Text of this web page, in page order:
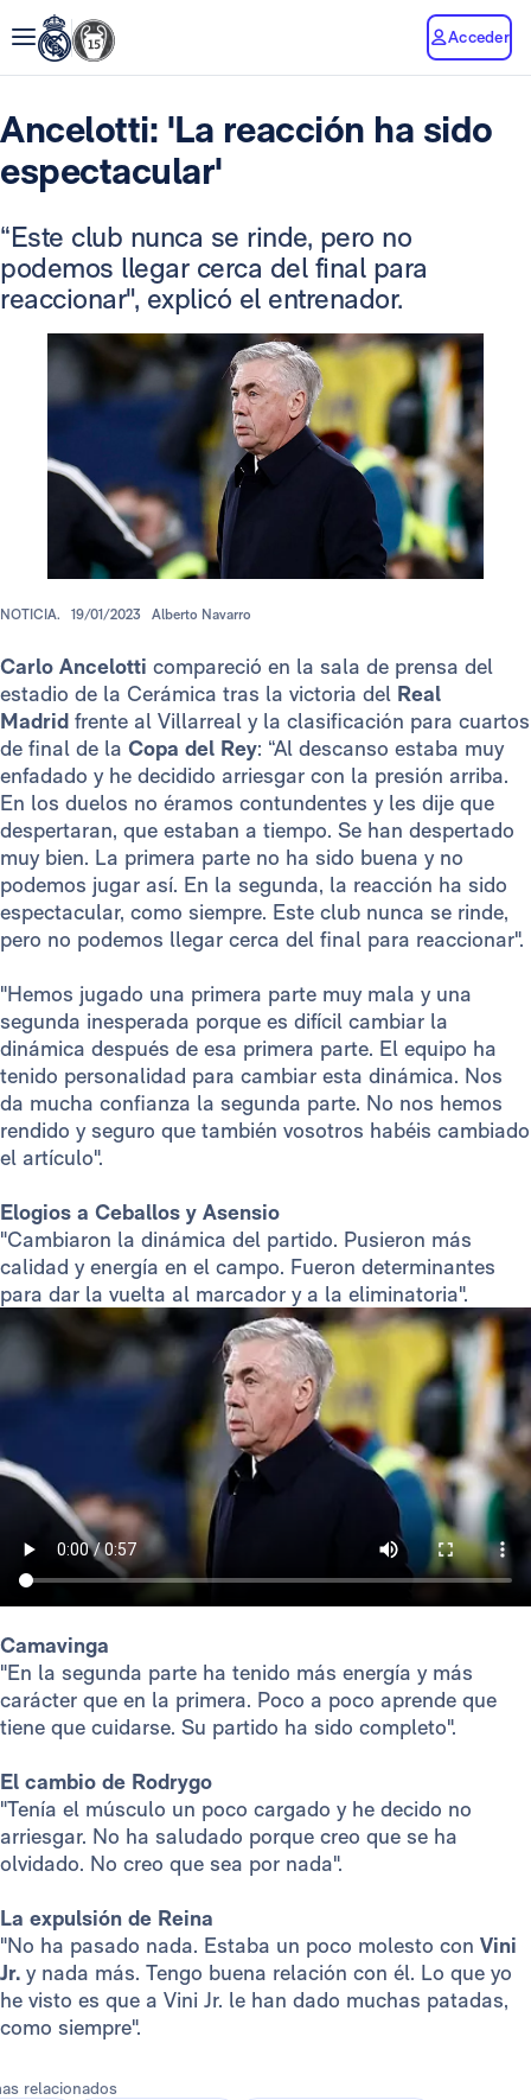
Acceder
Ancelotti: 'La reacción ha sido
espectacular'
“Este club nunca se rinde, pero no
podemos llegar cerca del final para
reaccionar", explicó el entrenador.
NOTICIA. 19/01/2023 Alberto Navarro
Carlo Ancelotti compareció en la sala de prensa del
estadio de la Cerámica tras la victoria del Real
Madrid frente al Villarreal y la clasificación para cuartos
de final de la Copa del Rey: “Al descanso estaba muy
enfadado y he decidido arriesgar con la presión arriba.
En los duelos no éramos contundentes y les dije que
despertaran, que estaban a tiempo. Se han despertado
muy bien. La primera parte no ha sido buena y no
podemos jugar así. En la segunda, la reacción ha sido
espectacular, como siempre. Este club nunca se rinde,
pero no podemos llegar cerca del final para reaccionar".
"Hemos jugado una primera parte muy mala y una
segunda inesperada porque es difícil cambiar la
dinámica después de esa primera parte. El equipo ha
tenido personalidad para cambiar esta dinámica. Nos
da mucha confianza la segunda parte. No nos hemos
rendido y seguro que también vosotros habéis cambiado
el artículo".
Elogios a Ceballos y Asensio
"Cambiaron la dinámica del partido. Pusieron más
calidad y energía en el campo. Fueron determinantes
para dar la vuelta al marcador y a la eliminatoria".
Camavinga
"En la segunda parte ha tenido más energía y más
carácter que en la primera. Poco a poco aprende que
tiene que cuidarse. Su partido ha sido completo".
El cambio de Rodrygo
"Tenía el músculo un poco cargado y he decido no
arriesgar. No ha saludado porque creo que se ha
olvidado. No creo que sea por nada".
La expulsión de Reina
"No ha pasado nada. Estaba un poco molesto con Vini
Jr. y nada más. Tengo buena relación con él. Lo que yo
he visto es que a Vini Jr. le han dado muchas patadas,
como siempre".
relacionados